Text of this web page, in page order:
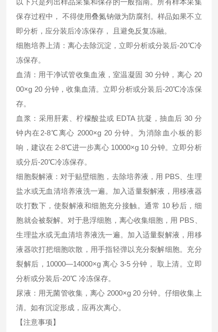
以下只是列出样品采集和保存的一般指南。所有样本采集
保存过程中， 不得使用叠氮钠做为防腐剂。样品如果不立
即分析，应分装后冷冻保存， 且避免反复冻融。
细胞培养上清：离心去除沉淀，立即分析或分装后-20℃冷
冻保存。
血清：用干净试管收集血液，室温凝固 30 分钟，离心 20
00×g 20 分钟，收集血清。立即分析或分装后-20℃冷冻保
存。
血浆：采用肝素、柠檬酸盐或 EDTA 抗凝，抽血后 30 分
钟内在2-8℃离心 2000×g 20 分钟。为消除血小板的影
响，建议在 2-8℃进一步离心 10000×g 10 分钟。立即分析
或分后-20℃冷冻保存。
细胞裂解液：对于贴壁细胞，去除培养液，用 PBS、生理
盐水或无血清培养液洗一遍。加入适量裂解液，用移液器
吹打数下，使裂解液和细胞充分接触。通常 10 秒后，细
胞就会被裂解。对于悬浮细胞，离心收集细胞，用 PBS、
生理盐水或无血清培养液洗一遍。加入适量裂解液，用移
液器吹打把细胞吹散，用手指轻弹以充分裂解细胞。充分
裂解后，10000—14000×g 离心 3-5 分钟， 取上清。立即
分析或分装后-20℃ 冷冻保存。
尿液：用无菌管收集，离心 2000×g 20 分钟。仔细收集上
清。如有沉淀形成，应再次离心。
【注意事项】